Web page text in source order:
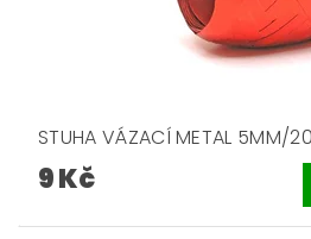
STUHA VÁZACÍ METAL 5MM/
9 Kč